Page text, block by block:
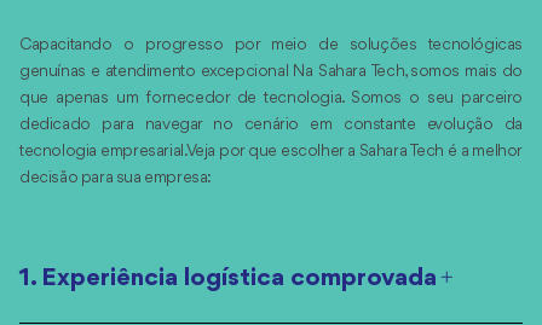
Capacitando o progresso por meio de soluções tecnológicas
genuínas e atendimento excepcional Na Sahara Tech, somos mais do
que apenas um fornecedor de tecnologia. Somos o seu parceiro
dedicado para navegar no cenário em constante evolução da
tecnologia empresarial. Veja por que escolher a Sahara Tech é a melhor
decisão para sua empresa:
1. Experiência logística comprovada